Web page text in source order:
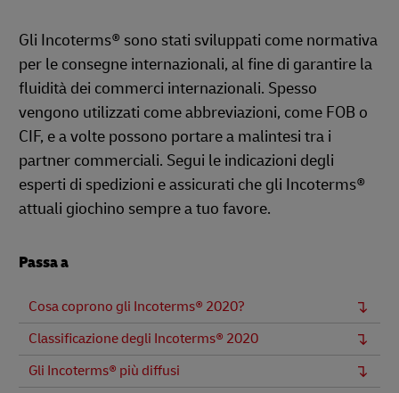
Gli Incoterms® sono stati sviluppati come normativa
per le consegne internazionali, al fine di garantire la
fluidità dei commerci internazionali. Spesso
vengono utilizzati come abbreviazioni, come FOB o
CIF, e a volte possono portare a malintesi tra i
partner commerciali. Segui le indicazioni degli
esperti di spedizioni e assicurati che gli Incoterms®
attuali giochino sempre a tuo favore.
Passa a
Cosa coprono gli Incoterms® 2020?
Classificazione degli Incoterms® 2020
Gli Incoterms® più diffusi